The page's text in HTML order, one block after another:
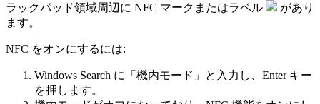
ラックパッド領域周辺に NFC マークまたはラベル
があり
ます。
NFC をオンにするには:
Windows Search に「機内モード」と入力し、Enter キー
を押します。